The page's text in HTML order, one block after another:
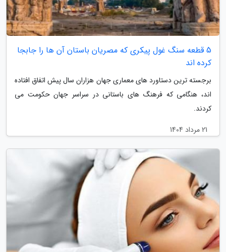
5 قطعه سنگ غول پیکری که مصریان باستان آن ها را جابجا
کرده اند
برجسته ترین دستاورد های معماری جهان هزاران سال پیش اتفاق افتاده
اند، هنگامی که فرهنگ های باستانی در سراسر جهان حکومت می
کردند.
21 مرداد 1404